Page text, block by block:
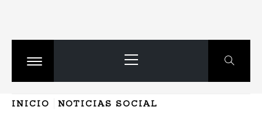
Cambiar
principal
INICIO
NOTICIAS SOCIAL